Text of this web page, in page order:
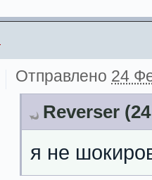
Отправлено 24
Reverser
я не